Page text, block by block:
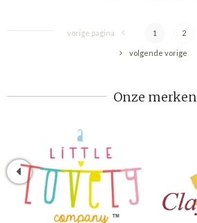
vorige pagina 1 2
volgende vorige
Onze merken